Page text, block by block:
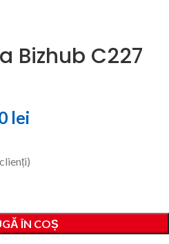
Bizhub C227
lei
ÎN COȘ